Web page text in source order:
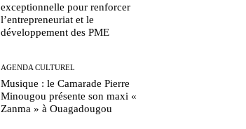
exceptionnelle pour renforcer
l’entrepreneuriat et le
développement des PME
AGENDA CULTUREL
Musique : le Camarade Pierre
Minougou présente son maxi «
Zanma » à Ouagadougou